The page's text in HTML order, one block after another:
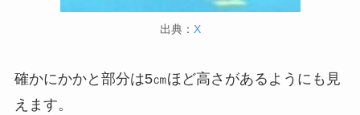
出典： X
確かにかかと部分は5㎝ほど高さがあるようにも見
えます。